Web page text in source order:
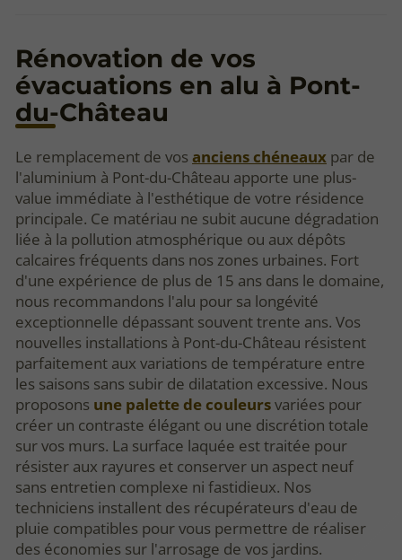
Rénovation de vos
évacuations en alu à Pont-
du-Château
Le remplacement de vos anciens chéneaux par de
l'aluminium à Pont-du-Château apporte une plus-
value immédiate à l'esthétique de votre résidence
principale. Ce matériau ne subit aucune dégradation
liée à la pollution atmosphérique ou aux dépôts
calcaires fréquents dans nos zones urbaines. Fort
d'une expérience de plus de 15 ans dans le domaine,
nous recommandons l'alu pour sa longévité
exceptionnelle dépassant souvent trente ans. Vos
nouvelles installations à Pont-du-Château résistent
parfaitement aux variations de température entre
les saisons sans subir de dilatation excessive. Nous
proposons une palette de couleursvariées pour
créer un contraste élégant ou une discrétion totale
sur vos murs. La surface laquée est traitée pour
résister aux rayures et conserver un aspect neuf
sans entretien complexe ni fastidieux. Nos
techniciens installent des récupérateurs d'eau de
pluie compatibles pour vous permettre de réaliser
des économies sur l'arrosage de vos jardins.